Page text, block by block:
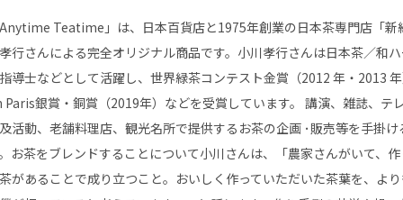
Anytime Teatime」は、日本百貨店と1975年創業の日本茶専門店「
行さんによる完全オリジナル商品です。小川孝行さんは日本茶／和
導士などとして活躍し、世界緑茶コンテスト金賞（2012 年・2013
Paris銀賞・銅賞（2019年）などを受賞しています。 講演、雑誌、テ
活動、老舗料理店、観光名所で提供するお茶の企画 ･販売等を手掛
お茶をブレンドすることについて小川さんは、「農家さんがいて、
があることで成り立つこと。おいしく作っていただいた茶葉を、よ